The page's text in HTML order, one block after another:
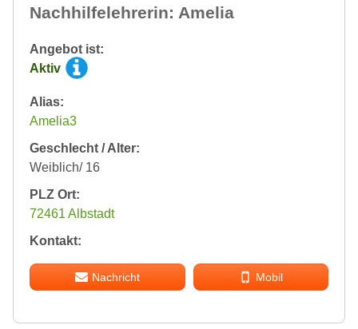
Nachhilfelehrerin: Amelia
Angebot ist:
Aktiv
Alias:
Amelia3
Geschlecht / Alter:
Weiblich/ 16
PLZ Ort:
72461 Albstadt
Kontakt:
Nachricht Mobil